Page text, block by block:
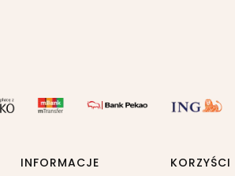
INFORMACJE KORZYŚCI